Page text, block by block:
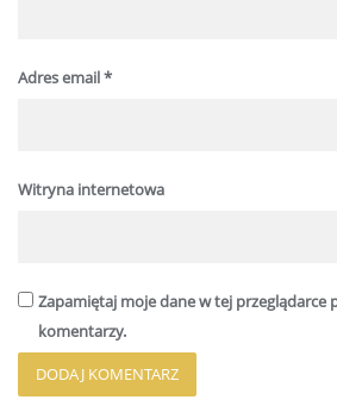
Adres email*
Witryna internetowa
Zapamiętaj moje dane w tej przeglądarce
komentarzy.